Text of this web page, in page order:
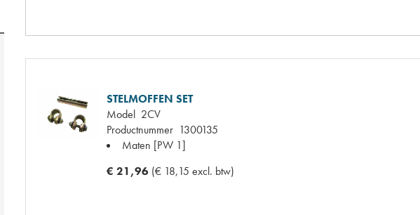
STELMOFFEN SET
Model 2CV
Productnummer 1300135
Maten [PW 1]
€ 21,96 (€ 18,15 excl. btw)